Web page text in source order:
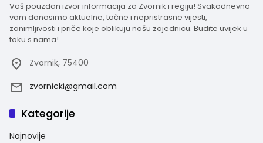
Vaš pouzdan izvor informacija za Zvornik i regiju! Svakodnevno
vam donosimo aktuelne, tačne i nepristrasne vijesti,
zanimljivosti i priče koje oblikuju našu zajednicu. Budite uvijek u
toku s nama!
Zvornik, 75400
zvornicki@gmail.com
Kategorije
Najnovije